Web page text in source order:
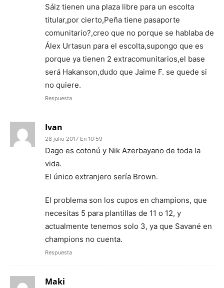
Sáiz tienen una plaza libre para un escolta
titular,por cierto,Peña tiene pasaporte
comunitario?,creo que no porque se hablaba de
Álex Urtasun para el escolta,supongo que es
porque ya tienen 2 extracomunitarios,el base
será Hakanson,dudo que Jaime F. se quede si
no quiere.
Respuesta
Ivan
28 julio 2017 En 10:59
Dago es cotonú y Nik Azerbayano de toda la
vida.
El único extranjero sería Brown.
El problema son los cupos en champions, que
necesitas 5 para plantillas de 11 o 12, y
actualmente tenemos solo 3, ya que Savané en
champions no cuenta.
Respuesta
Maki